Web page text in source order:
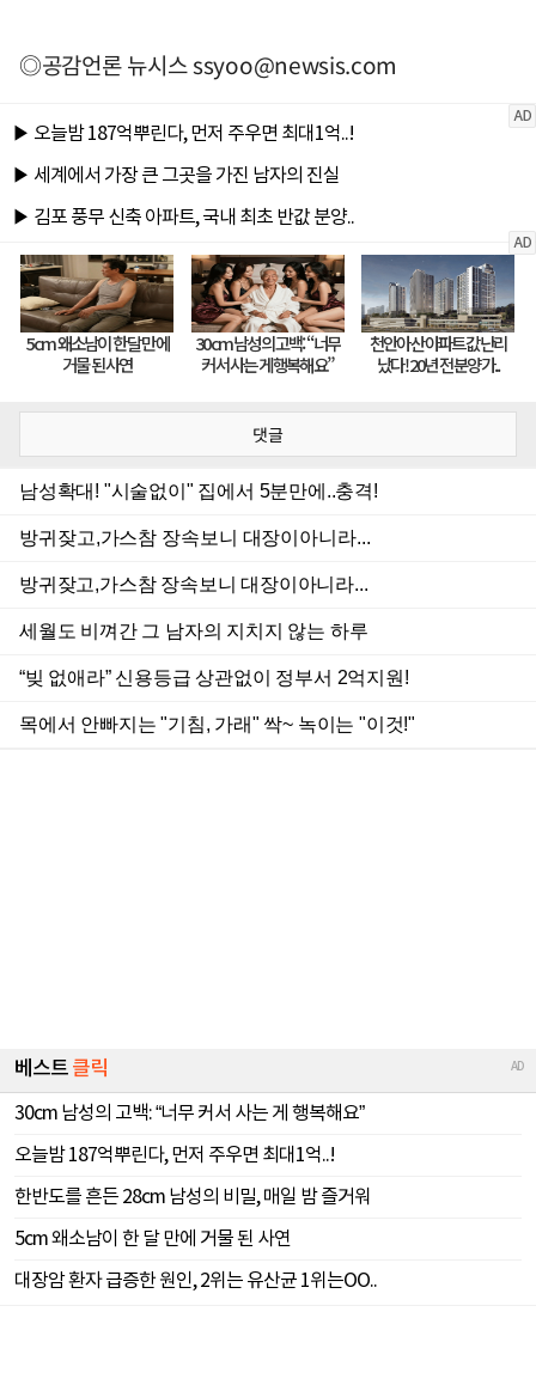
◎공감언론 뉴시스ssyoo@newsis.com
댓글